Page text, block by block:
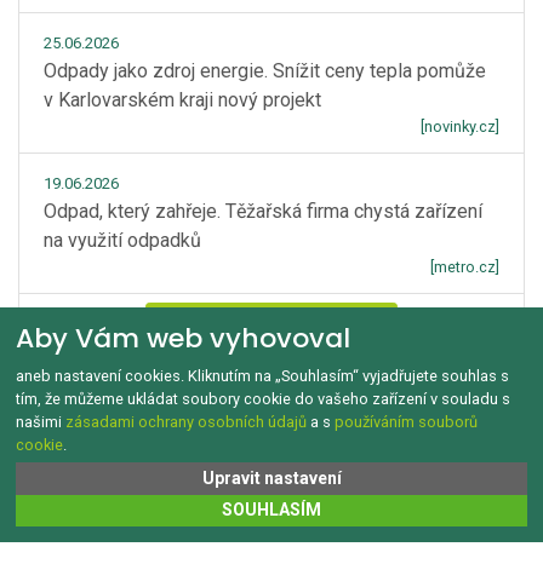
25.06.2026
Odpady jako zdroj energie. Snížit ceny tepla pomůže
v Karlovarském kraji nový projekt
[novinky.cz]
19.06.2026
Odpad, který zahřeje. Těžařská firma chystá zařízení
na využití odpadků
[metro.cz]
GDPR a Cookies
Copyright © 1992‑2026 Jak třídit.cz Všechna práva vyhrazena.
Aby Vám web vyhovoval
aneb nastavení cookies. Kliknutím na „Souhlasím“ vyjadřujete souhlas s
tím, že můžeme ukládat soubory cookie do vašeho zařízení v souladu s
našimi zásadami ochrany osobních údajů a s používáním souborů
cookie.
Upravit nastavení
SOUHLASÍM